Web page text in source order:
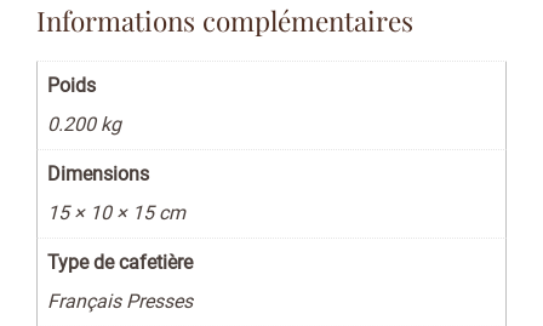
Informations complémentaires
Poids
0.200 kg
Dimensions
15 × 10 × 15 cm
Type de cafetière
Français Presses